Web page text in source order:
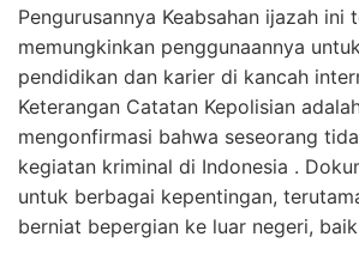
Pengurusannya Keabsahan ijazah ini
memungkinkan penggunaannya
pendidikan dan karier di kancah
Keterangan Catatan Kepolisian
mengonfirmasi bahwa seseorang
kegiatan kriminal di Indonesia .
untuk berbagai kepentingan,
berniat bepergian ke luar negeri,